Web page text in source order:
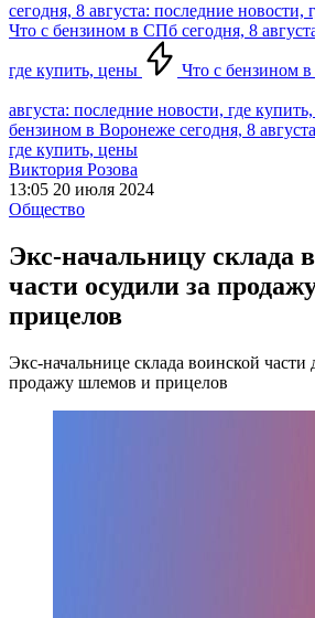
сегодня, 8 августа: последние новости,
Что с бензином в СПб сегодня, 8
где купить, цены Что с бензином в
августа: последние новости, где
бензином в Воронеже сегодня, 8
где купить, цены
Виктория Розова
13:05 20 июля 2024
Общество
Экс-начальницу склада
части осудили за
прицелов
Экс-начальнице склада воинской части
продажу шлемов и прицелов